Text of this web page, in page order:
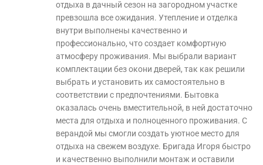
отдыха в дачный сезон на загородном участке
превзошла все ожидания. Утепление и отделка
внутри выполнены качественно и
профессионально, что создает комфортную
атмосферу проживания. Мы выбрали вариант
комплектации без окони дверей, так как решили
выбрать и установить их самостоятельно в
соответствии с предпочтениями. Бытовка
оказалась очень вместительной, в ней достаточно
места для отдыха и полноценного проживания. С
верандой мы смогли создать уютное место для
отдыха на свежем воздухе. Бригада Игоря быстро
и качественно выполнили монтаж и оставили